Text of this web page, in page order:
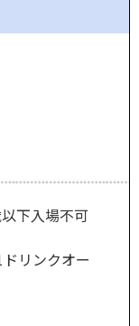
下入場不可
リンクオー